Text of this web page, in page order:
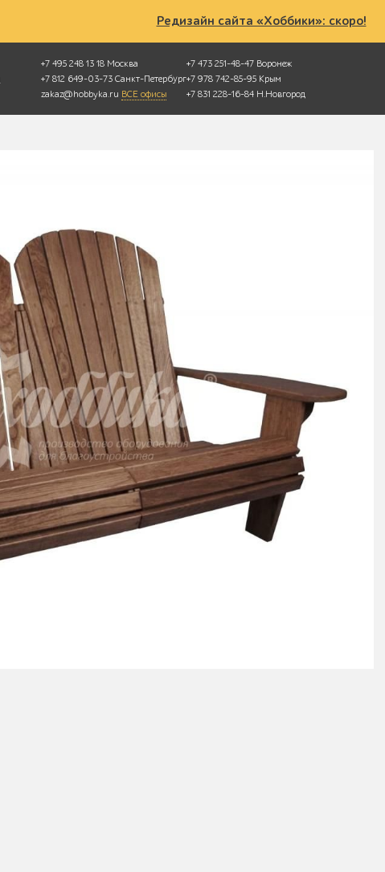
Редизайн сайта «Хоббики»: скоро!
+7 495 248 13 18 Москва
+7 812 649-03-73 Санкт-Петербург
zakaz@hobbyka.ru ВСЕ офисы
+7 473 251-48-47 Воронеж
+7 978 742-85-95 Крым
+7 831 228-16-84 Н.Новгород